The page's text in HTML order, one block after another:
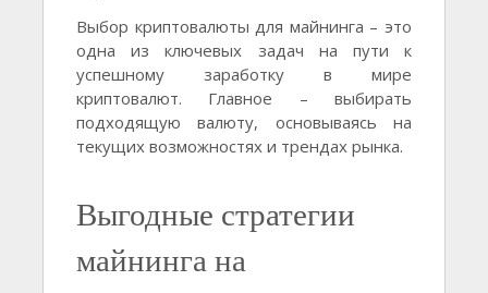
Выбор криптовалюты для майнинга – это
одна из ключевых задач на пути к
успешному заработку в мире
криптовалют. Главное – выбирать
подходящую валюту, основываясь на
текущих возможностях и трендах рынка.
Выгодные стратегии
майнинга на